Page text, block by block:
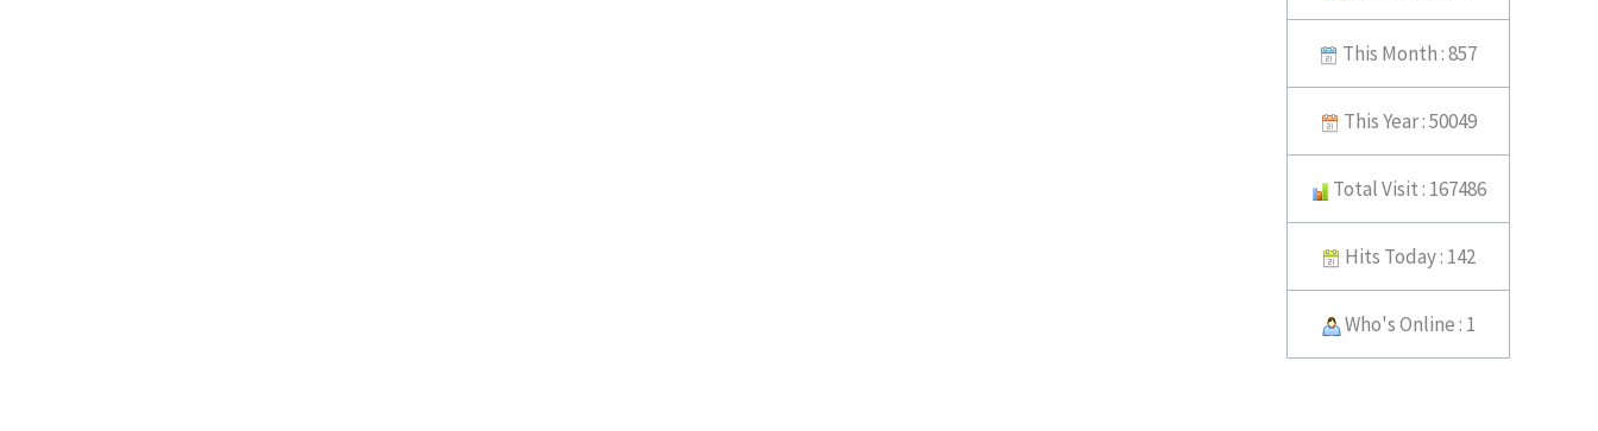
This Month : 857
This Year : 50049
Total Visit : 167486
Hits Today : 142
Who's Online : 1